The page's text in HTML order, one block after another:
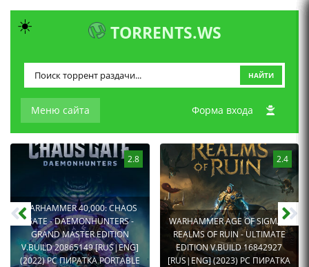
TORRENTS.WS
Меню сайта
НАЙТИ
Форма входа
2.8
WARHAMMER 40,000: CHAOS
GATE - DAEMONHUNTERS -
GRAND MASTER EDITION
V.BUILD 20865149 [RUS|ENG]
(2022) PC ПИРАТКА PORTABLE
2.4
WARHAMMER AGE OF SIGMAR:
REALMS OF RUIN - ULTIMATE
EDITION V.BUILD 16842927
[RUS|ENG] (2023) PC ПИРАТКА
☀️